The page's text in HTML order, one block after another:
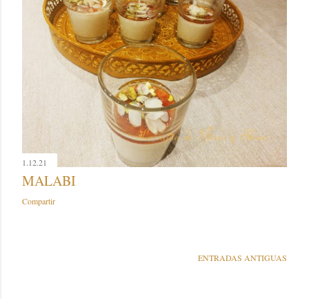
1.12.21
MALABI
Compartir
ENTRADAS ANTIGUAS